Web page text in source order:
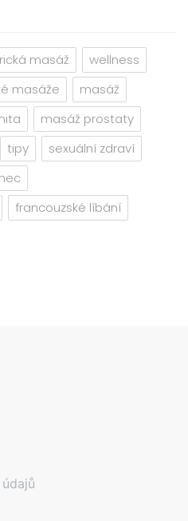
masáž
wellness
masáže
masáž
masáž prostaty
tipy
sexuální zdraví
francouzské líbání